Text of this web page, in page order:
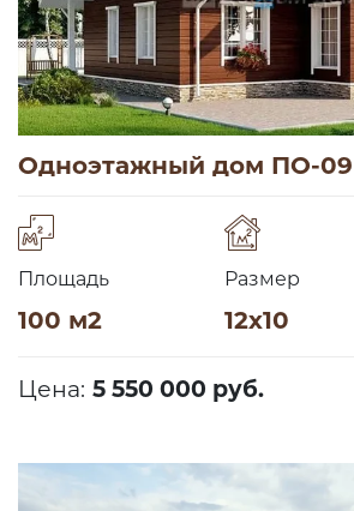
Одноэтажный дом ПО-09
Площадь
100 м2
Размер
12х10
Цена: 5 550 000 руб.